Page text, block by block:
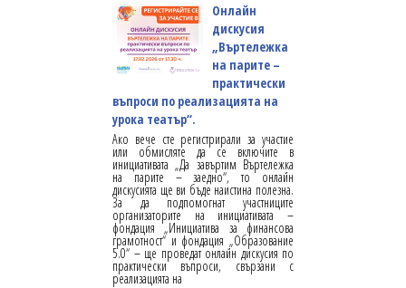
Онлайн
дискусия
„Въртележка
на парите –
практически
въпроси по реализацията на
урока театър“.
Ако вече сте регистрирали за участие
или обмисляте да се включите в
инициативата „Да завъртим Въртележка
на парите – заедно“, то онлайн
дискусията ще ви бъде наистина полезна.
За да подпомогнат участниците
организаторите на инициативата –
фондация „Инициатива за финансова
грамотност“ и фондация „Образование
5.0“ – ще проведат онлайн дискусия по
практически въпроси, свързани с
реализацията на